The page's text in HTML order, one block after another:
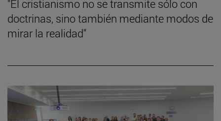
"El cristianismo no se transmite sólo con
doctrinas, sino también mediante modos de
mirar la realidad"